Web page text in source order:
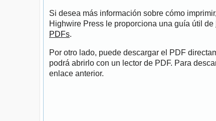
Si desea más información sobre cómo
Highwire Press le proporciona una guía útil de
PDFs.
Por otro lado, puede descargar el PDF
podrá abrirlo con un lector de PDF. Para
enlace anterior.